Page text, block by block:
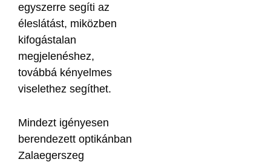
egyszerre segíti az
éleslátást, miközben
kifogástalan
megjelenéshez,
továbbá kényelmes
viselethez segíthet.
Mindezt igényesen
berendezett optikánban
Zalaegerszeg